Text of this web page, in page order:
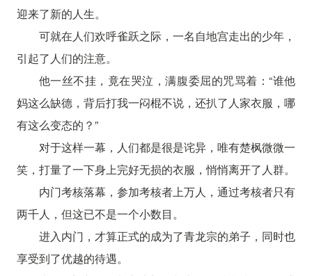
迎来了新的人生。
可就在人们欢呼雀跃之际，一名自地宫走出的少年，
引起了人们的注意。
他一丝不挂，竟在哭泣，满腹委屈的咒骂着：“谁他
妈这么缺德，背后打我一闷棍不说，还扒了人家衣服，哪
有这么变态的？”
对于这样一幕，人们都是很是诧异，唯有楚枫微微一
笑，打量了一下身上完好无损的衣服，悄悄离开了人群。
内门考核落幕，参加考核者上万人，通过考核者只有
两千人，但这已不是一个小数目。
进入内门，才算正式的成为了青龙宗的弟子，同时也
享受到了优越的待遇。